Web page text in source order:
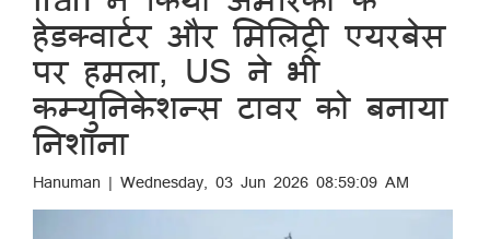
हेडक्वार्टर और मिलिट्री एयरबेस
पर हमला, US ने भी
कम्युनिकेशन्स टावर को बनाया
निशाना
Hanuman | Wednesday, 03 Jun 2026 08:59:09 AM